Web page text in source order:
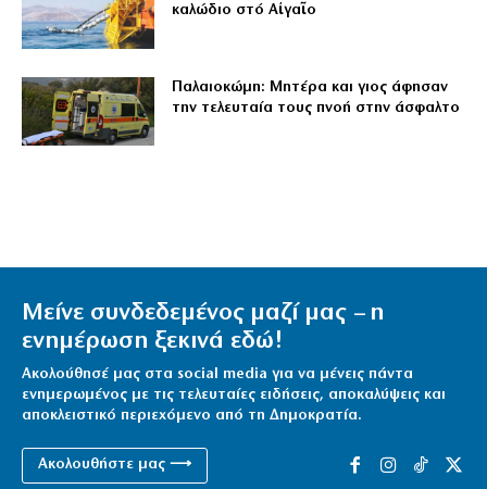
καλώδιο στό Αἰγαῖο
Παλαιοκώμη: Μητέρα και γιος άφησαν
την τελευταία τους πνοή στην άσφαλτο
Μείνε συνδεδεμένος μαζί μας – η
ενημέρωση ξεκινά εδώ!
Ακολούθησέ μας στα social media για να μένεις πάντα
ενημερωμένος με τις τελευταίες ειδήσεις, αποκαλύψεις και
αποκλειστικό περιεχόμενο από τη Δημοκρατία.
Ακολουθήστε μας ⟶